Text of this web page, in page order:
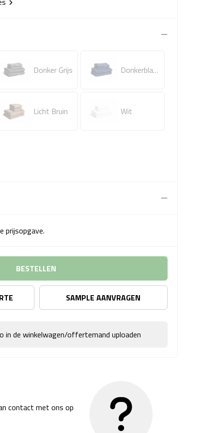
Donker Grijs Donkerblauw
Licht Bruin Wit
prijsopgave.
BESTELLEN
SAMPLE AANVRAGEN
in de winkelwagen/offertemand uploaden
contact met ons op